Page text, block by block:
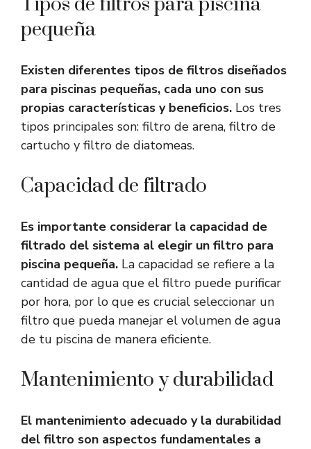
pequeña
Existen diferentes tipos de filtros diseñados
para piscinas pequeñas, cada uno con sus
propias características y beneficios. Los tres
tipos principales son: filtro de arena, filtro de
cartucho y filtro de diatomeas.
Capacidad de filtrado
Es importante considerar la capacidad de
filtrado del sistema al elegir un filtro para
piscina pequeña. La capacidad se refiere a la
cantidad de agua que el filtro puede purificar
por hora, por lo que es crucial seleccionar un
filtro que pueda manejar el volumen de agua
de tu piscina de manera eficiente.
Mantenimiento y durabilidad
El mantenimiento adecuado y la durabilidad
del filtro son aspectos fundamentales a